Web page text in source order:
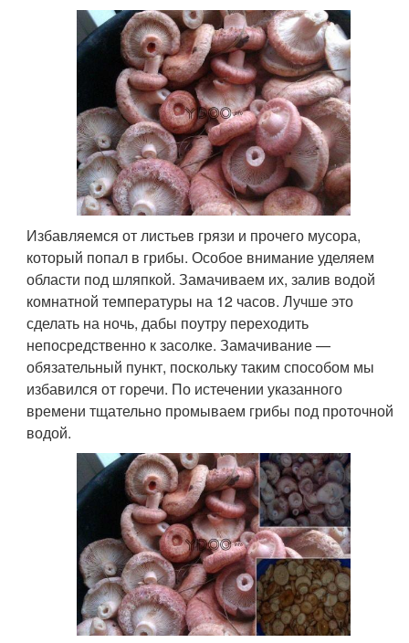
Избавляемся от листьев грязи и прочего мусора,
который попал в грибы. Особое внимание уделяем
области под шляпкой. Замачиваем их, залив водой
комнатной температуры на 12 часов. Лучше это
сделать на ночь, дабы поутру переходить
непосредственно к засолке. Замачивание —
обязательный пункт, поскольку таким способом мы
избавился от горечи. По истечении указанного
времени тщательно промываем грибы под проточной
водой.